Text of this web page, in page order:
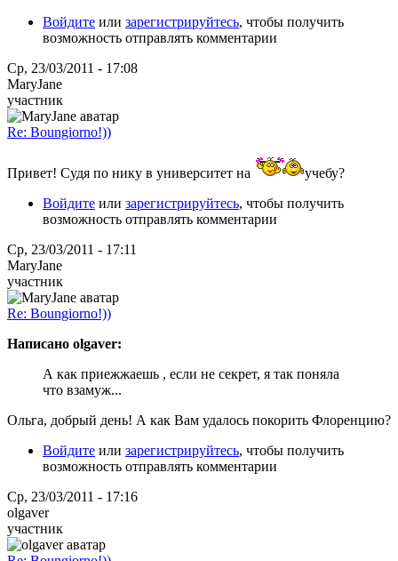
Войдите или зарегистрируйтесь, чтобы получить
возможность отправлять комментарии
Ср, 23/03/2011 - 17:08
MaryJane
участник
Re: Boungiorno!))
Привет! Судя по нику в университет на
учебу?
Войдите или зарегистрируйтесь, чтобы получить
возможность отправлять комментарии
Ср, 23/03/2011 - 17:11
MaryJane
участник
Re: Boungiorno!))
Написано olgaver:
А как приежжаешь , если не секрет, я так поняла
что взамуж...
Ольга, добрый день! А как Вам удалось покорить Флоренцию?
Войдите или зарегистрируйтесь, чтобы получить
возможность отправлять комментарии
Ср, 23/03/2011 - 17:16
olgaver
участник